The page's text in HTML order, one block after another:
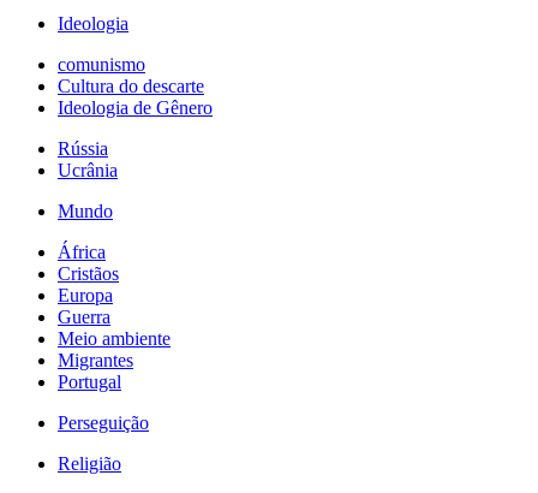
Ideologia
comunismo
Cultura do descarte
Ideologia de Gênero
Rússia
Ucrânia
Mundo
África
Cristãos
Europa
Guerra
Meio ambiente
Migrantes
Portugal
Perseguição
Religião